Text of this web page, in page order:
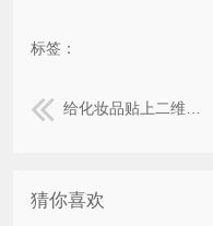
标签：
给化妆品贴上二维码防伪标签能带来什么优势？
猜你喜欢